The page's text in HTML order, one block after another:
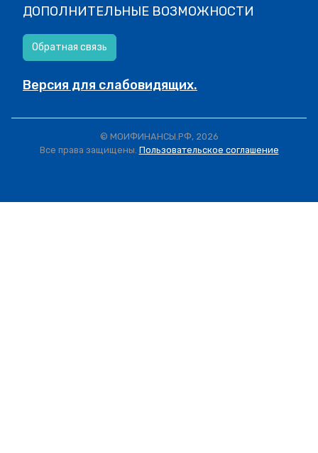
ДОПОЛНИТЕЛЬНЫЕ ВОЗМОЖНОСТИ
Обратная связь
Версия для слабовидящих.
© МОИФИНАНСЫ.РФ, 2026
Все права защищены. Пользовательское соглашение